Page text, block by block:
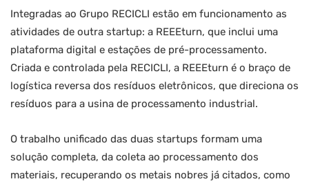
Integradas ao Grupo RECICLI estão em funcionamento as
atividades de outra startup: a REEEturn, que inclui uma
plataforma digital e estações de pré-processamento.
Criada e controlada pela RECICLI, a REEEturn é o braço de
logística reversa dos resíduos eletrônicos, que direciona os
resíduos para a usina de processamento industrial.
O trabalho unificado das duas startups formam uma
solução completa, da coleta ao processamento dos
materiais, recuperando os metais nobres já citados, como